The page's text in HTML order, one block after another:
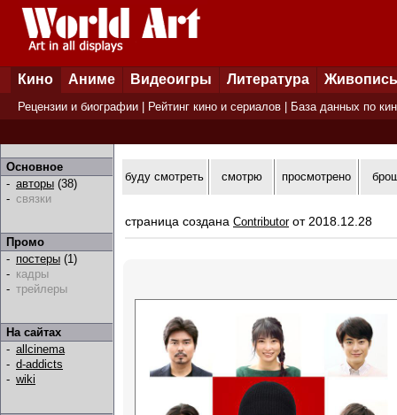
Кино Аниме Видеоигры Литература Живопись
Рецензии и биографии Рейтинг кино и сериалов База данных по
Основное
- авторы (38)
- связки
Промо
- постеры (1)
- кадры
- трейлеры
На сайтах
- allcinema
- d-addicts
- wiki
буду смотреть смотрю просмотрено
страница создана Contributorот 2018.12.28